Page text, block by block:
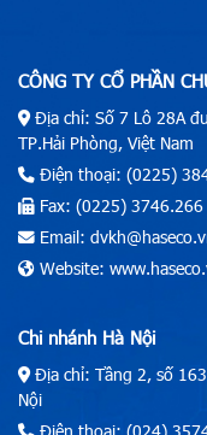
CÔNG TY CỔ PHẦN
Địa chỉ: Số 7 Lô 28A
TP.Hải Phòng, Việt Nam
Điện thoại: (0225)
Fax: (0225) 3746.266
Email:
Website:
Chi nhánh Hà Nội
Địa chỉ: Tầng 2, số 163
Nội